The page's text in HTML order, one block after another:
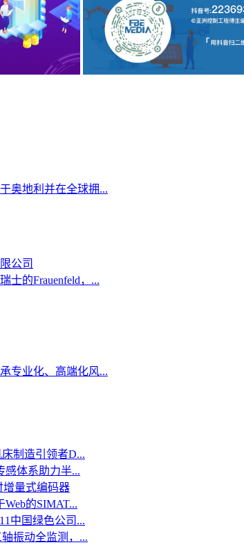
奥地利并在全球拥...
公司
士的Frauenfeld，...
专业化、高端化风...
制造引领者D...
感体系助力半...
增量式编码器
的SIMAT...
中国绿色公司...
振动全监测，...